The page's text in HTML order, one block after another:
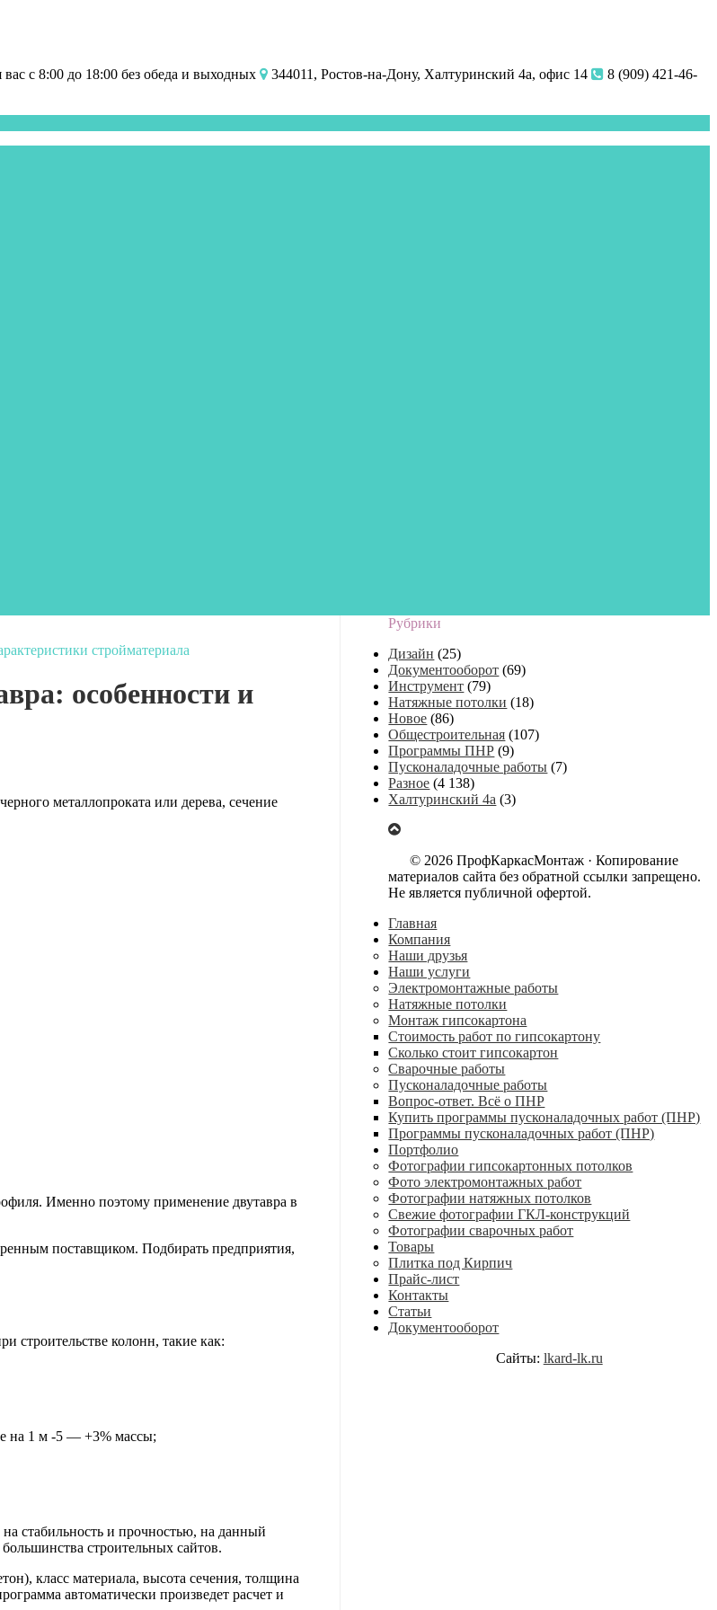
с 8:00 до 18:00 без обеда и выходных 344011, Ростов-на-Дону, Халтуринский 4а, офис 14
8 (909) 421-46-
стройматериала
особенности и
металлопроката или дерева, сечение
Именно поэтому применение двутавра в
поставщиком. Подбирать предприятия,
строительстве колонн, такие как:
на 1 м -5 — +3% массы;
стабильность и прочностью, на данный
строительных сайтов.
класс материала, высота сечения, толщина
автоматически произведет расчет и
Рубрики
Дизайн (25)
Документооборот (69)
Инструмент (79)
Натяжные потолки (18)
Новое (86)
Общестроительная (107)
Программы ПНР (9)
Пусконаладочные работы (7)
Разное (4 138)
Халтуринский 4а (3)
© 2026 ПрофКаркасМонтаж · Копирование
материалов сайта без обратной ссылки запрещено.
Не является публичной офертой.
Главная
Компания
Наши друзья
Наши услуги
Электромонтажные работы
Натяжные потолки
Монтаж гипсокартона
Стоимость работ по гипсокартону
Сколько стоит гипсокартон
Сварочные работы
Пусконаладочные работы
Вопрос-ответ. Всё о ПНР
Купить программы пусконаладочных работ (ПНР)
Программы пусконаладочных работ (ПНР)
Портфолио
Фотографии гипсокартонных потолков
Фото электромонтажных работ
Фотографии натяжных потолков
Свежие фотографии ГКЛ-конструкций
Фотографии сварочных работ
Товары
Плитка под Кирпич
Прайс-лист
Контакты
Статьи
Документооборот
Сайты: lkard-lk.ru